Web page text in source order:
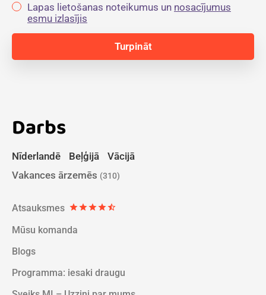
Lapas lietošanas noteikumus un nosacījumus
esmu izlasījis
Darbs
Nīderlandē Beļģijā
Vācijā
Vakances ārzemēs (310)
Atsauksmes starstarstarstarstar_half
Mūsu komanda
Blogs
Programma: iesaki draugu